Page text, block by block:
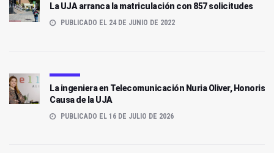
La UJA arranca la matriculación con 857 solicitudes
PUBLICADO EL 24 DE JUNIO DE 2022
La ingeniera en Telecomunicación Nuria Oliver, Honoris
Causa de la UJA
PUBLICADO EL 16 DE JULIO DE 2026